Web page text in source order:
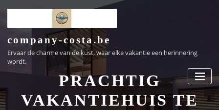
inhoud
company-costa.be
Ervaar de charme van de kust, waar elke vakantie een herinnering
wordt.
PRACHTIG
VAKANTIEHUIS TE